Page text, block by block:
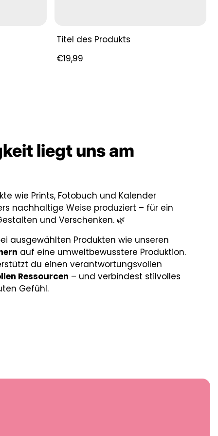
Titel des Produkts
Regulärer
€19,99
liegt uns am
wie Prints, Fotobuch und Kalender
nachhaltige Weise produziert – für ein
und Verschenken. 🌿
ausgewählten Produkten wie unseren
auf eine umweltbewusstere Produktion.
du einen verantwortungsvollen
Ressourcen – und verbindest stilvolles
Gefühl.